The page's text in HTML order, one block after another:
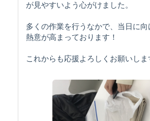
が見やすいよう心がけました。
多くの作業を行うなかで、当日に向
熱意が高まっております！
これからも応援よろしくお願いしま